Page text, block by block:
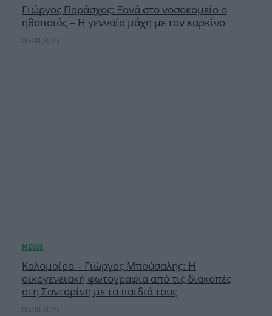
Γιώργος Παράσχος: Ξανά στο νοσοκομείο ο
ηθοποιός – Η γενναία μάχη με τον καρκίνο
06.08.2026
Καλομοίρα – Γιώργος Μπούσαλης: Η
οικογενειακή φωτογραφία από τις διακοπές
στη Σαντορίνη με τα παιδιά τους
06.08.2026